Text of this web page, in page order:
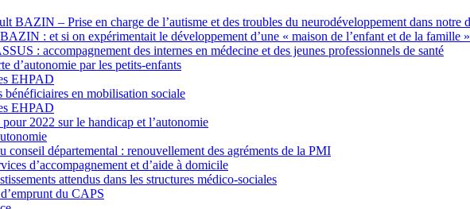
BAZIN – Prise en charge de l’autisme et des troubles du neurodéveloppement dans notre
: et si on expérimentait le développement d’une « maison de l’enfant et de la famille
: accompagnement des internes en médecine et des jeunes professionnels de santé
d’autonomie par les petits-enfants
EHPAD
bénéficiaires en mobilisation sociale
EHPAD
2022 sur le handicap et l’autonomie
conseil départemental : renouvellement des agréments de la PMI
d’accompagnement et d’aide à domicile
attendus dans les structures médico-sociales
du CAPS